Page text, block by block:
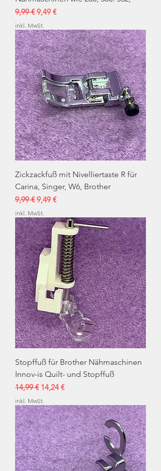
Standardpreis
9,99 € Sale-Preis
9,49 €
inkl. MwSt.
Zickzackfuß mit Nivelliertaste R für
Carina, Singer, W6, Brother
Standardpreis
9,99 € Sale-Preis
9,49 €
inkl. MwSt.
Stopffuß für Brother Nähmaschinen
Innov-is Quilt- und Stopffuß
Standardpreis
14,99 € Sale-Preis
14,24 €
inkl. MwSt.